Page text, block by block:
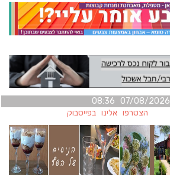
07/08/2026 08:36
הצטרפו אלינו בפייסבוק